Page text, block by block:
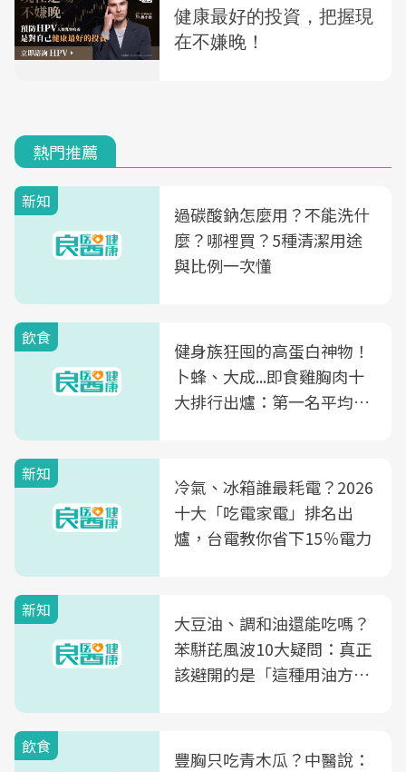
熱門推薦
新知
過碳酸鈉怎麼用？不能洗什
麼？哪裡買？5種清潔用途
與比例一次懂
飲食
健身族狂囤的高蛋白神物！
卜蜂、大成...即食雞胸肉十
大排行出爐：第一名平均一
新知
冷氣、冰箱誰最耗電？2026
十大「吃電家電」排名出
爐，台電教你省下15％電力
新知
大豆油、調和油還能吃嗎？
苯駢芘風波10大疑問：真正
該避開的是「這種用油方
飲食
豐胸只吃青木瓜？中醫說：